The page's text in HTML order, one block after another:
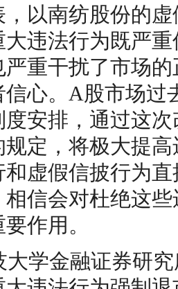
，以南纺股份的
大违法行为既严
重干扰了市场
信心。A股市场过
安排，通过这
定，将极大提
虚假信披行为
相信会对杜绝这
作用。
学金融证券研究